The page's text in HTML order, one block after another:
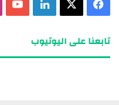
تابعنا على اليوتيوب